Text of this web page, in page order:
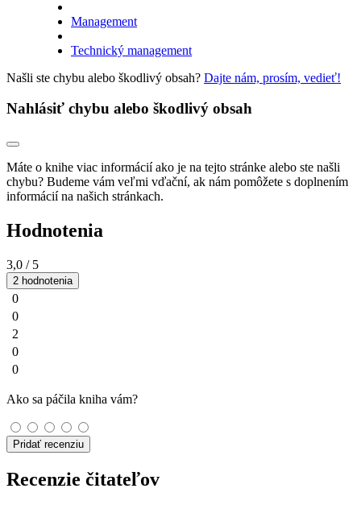
Management
Technický management
Našli ste chybu alebo škodlivý obsah? Dajte nám, prosím, vedieť!
Nahlásiť chybu alebo škodlivý obsah
Máte o knihe viac informácií ako je na tejto stránke alebo ste našli
chybu? Budeme vám veľmi vďační, ak nám pomôžete s doplnením
informácií na našich stránkach.
Hodnotenia
3,0 / 5
2 hodnotenia
0
0
2
0
0
Ako sa páčila kniha vám?
Pridať recenziu
Recenzie čitateľov